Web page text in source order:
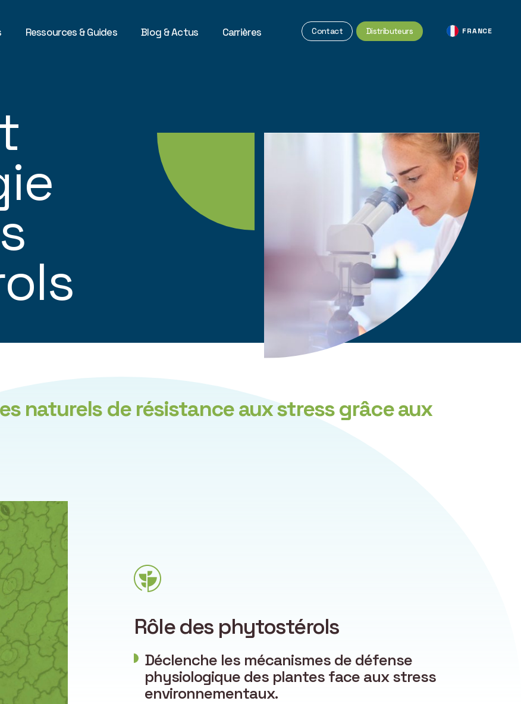
Ressources & Guides Blog & Actus Carrières Contact Distributeurs FRANCE
naturels de résistance aux stress grâce aux
Rôle des phytostérols
Déclenche les mécanismes de défense
physiologique des plantes face aux stress
environnementaux.